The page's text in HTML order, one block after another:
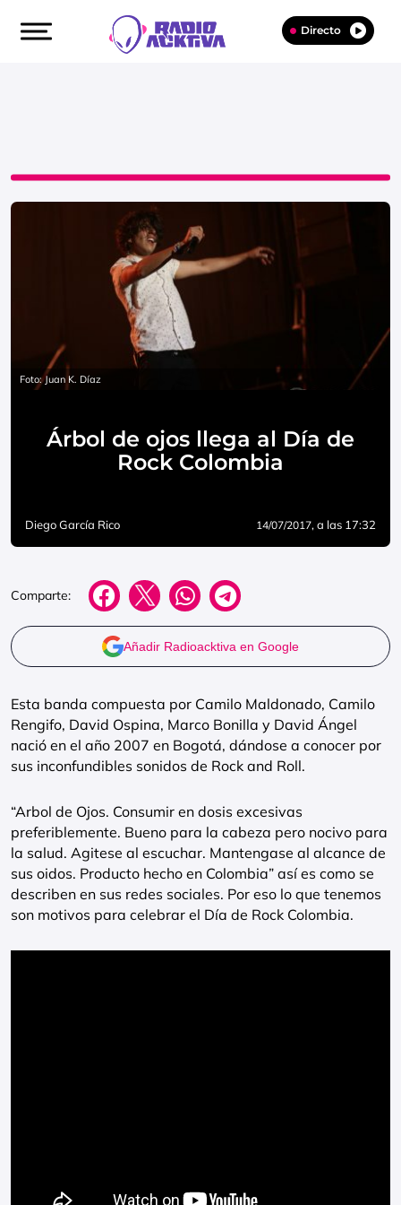
Directo
Foto: Juan K. Díaz
Árbol de ojos llega al Día de
Rock Colombia
Diego García Rico 14/07/2017, a las 17:32
Comparte:
Añadir Radioacktiva en Google
Esta banda compuesta por Camilo Maldonado, Camilo
Rengifo, David Ospina, Marco Bonilla y David Ángel
nació en el año 2007 en Bogotá, dándose a conocer por
sus inconfundibles sonidos de Rock and Roll.
“Arbol de Ojos. Consumir en dosis excesivas
preferiblemente. Bueno para la cabeza pero nocivo para
la salud. Agitese al escuchar. Mantengase al alcance de
sus oidos. Producto hecho en Colombia” así es como se
describen en sus redes sociales. Por eso lo que tenemos
son motivos para celebrar el Día de Rock Colombia.